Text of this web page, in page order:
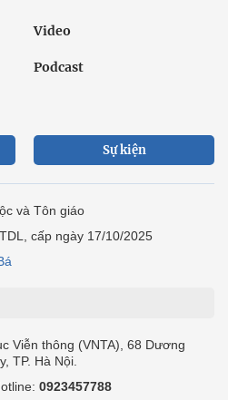
Video
Podcast
Sự kiện
và Tôn giáo
cấp ngày 17/10/2025
Viễn thông (VNTA), 68 Dương
TP. Hà Nội.
0923457788